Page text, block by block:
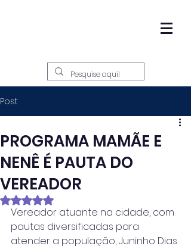
Post
PROGRAMA MAMÃE E
NENÊ É PAUTA DO
VEREADOR
Avaliado com NaN de 5 estrelas.
Vereador atuante na cidade, com
pautas diversificadas para
atender a população, Juninho Dias